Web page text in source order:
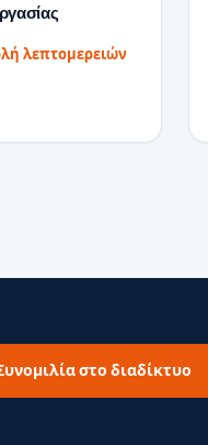
λεπτομερειών
στο διαδίκτυο